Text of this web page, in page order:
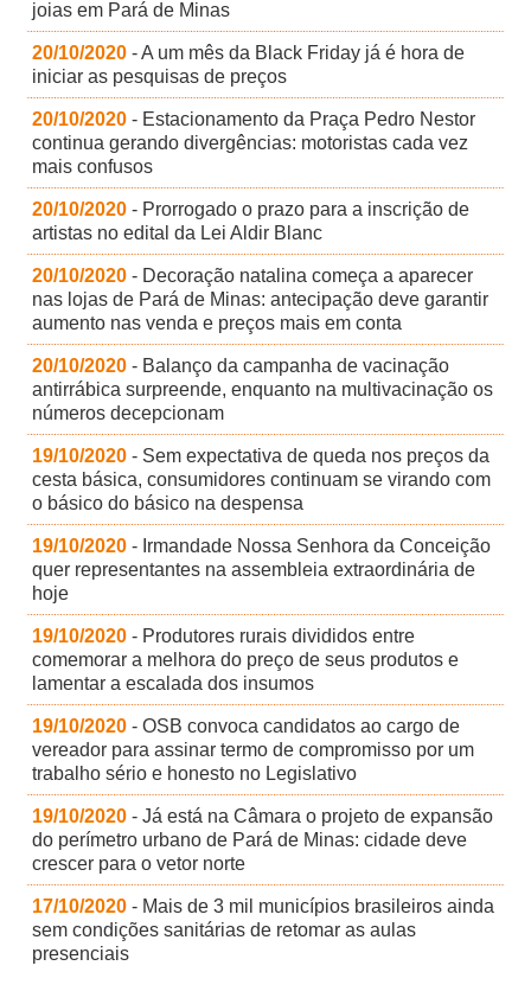
joias em Pará de Minas
20/10/2020 - A um mês da Black Friday já é hora de
iniciar as pesquisas de preços
20/10/2020 - Estacionamento da Praça Pedro Nestor
continua gerando divergências: motoristas cada vez
mais confusos
20/10/2020 - Prorrogado o prazo para a inscrição de
artistas no edital da Lei Aldir Blanc
20/10/2020 - Decoração natalina começa a aparecer
nas lojas de Pará de Minas: antecipação deve garantir
aumento nas venda e preços mais em conta
20/10/2020 - Balanço da campanha de vacinação
antirrábica surpreende, enquanto na multivacinação os
números decepcionam
19/10/2020 - Sem expectativa de queda nos preços da
cesta básica, consumidores continuam se virando com
o básico do básico na despensa
19/10/2020 - Irmandade Nossa Senhora da Conceição
quer representantes na assembleia extraordinária de
hoje
19/10/2020 - Produtores rurais divididos entre
comemorar a melhora do preço de seus produtos e
lamentar a escalada dos insumos
19/10/2020 - OSB convoca candidatos ao cargo de
vereador para assinar termo de compromisso por um
trabalho sério e honesto no Legislativo
19/10/2020 - Já está na Câmara o projeto de expansão
do perímetro urbano de Pará de Minas: cidade deve
crescer para o vetor norte
17/10/2020 - Mais de 3 mil municípios brasileiros ainda
sem condições sanitárias de retomar as aulas
presenciais